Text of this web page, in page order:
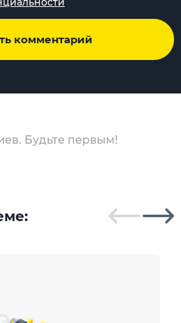
комментарий
Будьте первым!